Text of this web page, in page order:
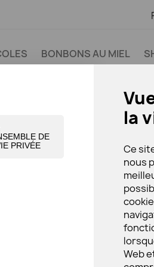
DE
PRIVÉE
la
Ce
nous
Web
BONBONS AU MIEL
PRODUITS APICOLES
temps